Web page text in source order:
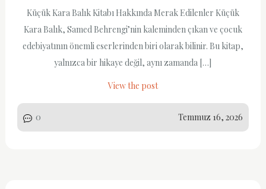
Küçük Kara Balık Kitabı Hakkında Merak Edilenler Küçük
Kara Balık, Samed Behrengi’nin kaleminden çıkan ve çocuk
edebiyatının önemli eserlerinden biri olarak bilinir. Bu kitap,
yalnızca bir hikaye değil, aynı zamanda […]
View the post
0 Temmuz 16, 2026